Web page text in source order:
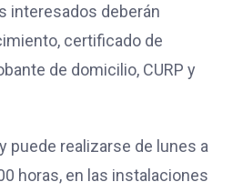
interesados deberán
certificado de
de domicilio, CURP y
puede realizarse de lunes a
horas, en las instalaciones